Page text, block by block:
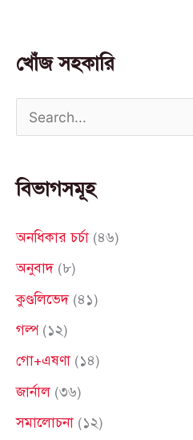
খোঁজ সহকারি
a
c
o
:
বিভাগসমূহ
অনধিকার চর্চা (৪৬)
অনুবাদ(৮)
কুণ্ডলিভেদ(৪১)
গল্প(১২)
গো+এষণা (১৪)
জার্নাল (৩৬)
সমালোচনা (১২)